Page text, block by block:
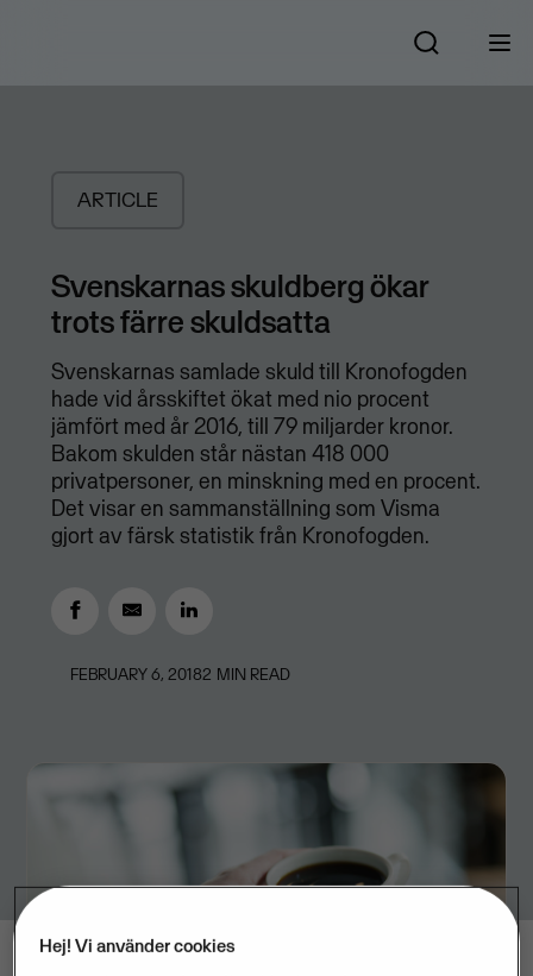
ARTICLE
Svenskarnas skuldberg ökar
trots färre skuldsatta
Svenskarnas samlade skuld till Kronofogden
hade vid årsskiftet ökat med nio procent
jämfört med år 2016, till 79 miljarder kronor.
Bakom skulden står nästan 418 000
privatpersoner, en minskning med en procent.
Det visar en sammanställning som Visma
gjort av färsk statistik från Kronofogden.
FEBRUARY 6, 20182 MIN READ
Hej! Vi använder cookies